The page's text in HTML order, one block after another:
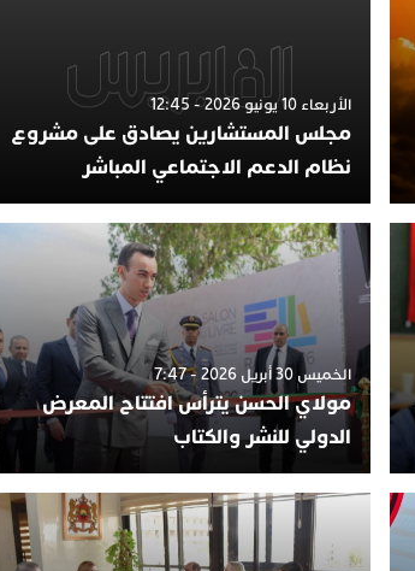
الأربعاء 10 يونيو 2026 - 12:45
مجلس المستشارين يصادق على مشروع
نظام الدعم الاجتماعي المباشر
الخميس 30 أبريل 2026 - 7:47
مولاي الحسن يترأس افتتاح المعرض
الدولي للنشر والكتاب